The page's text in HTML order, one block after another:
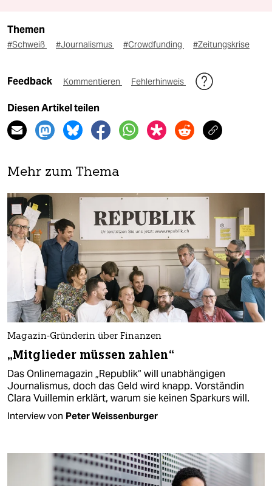
Themen
#Schweiß #Journalismus #Crowdfunding #Zeitungskrise
Feedback Kommentieren Fehlerhinweis
Diesen Artikel teilen
Mehr zum Thema
Magazin-Gründerin über Finanzen
„Mitglieder müssen zahlen“
Das Onlinemagazin „Republik“ will unabhängigen
Journalismus, doch das Geld wird knapp. Vorständin
Clara Vuillemin erklärt, warum sie keinen Sparkurs will.
Interview von Peter Weissenburger